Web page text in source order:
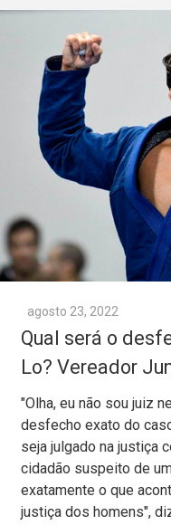
agosto 23, 2022
Qual será o
Lo? Vereador
"Olha, eu não sou juiz
desfecho exato do
seja julgado na justiça
cidadão suspeito de
exatamente o que
justiça dos homens",